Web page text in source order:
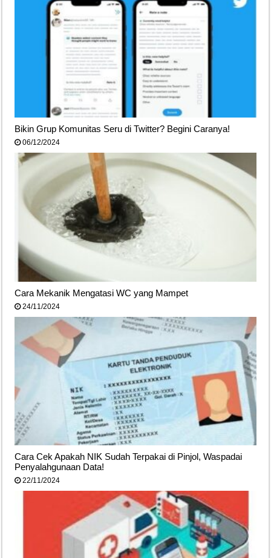
Bikin Grup Komunitas Seru di Twitter? Begini Caranya!
06/12/2024
Cara Mekanik Mengatasi WC yang Mampet
24/11/2024
Cara Cek Apakah NIK Sudah Terpakai di Pinjol, Waspadai
Penyalahgunaan Data!
22/11/2024